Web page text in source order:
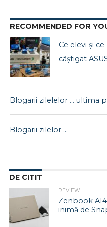
RECOMMENDED FOR
Ce elevi și
câștigat
Blogarii zilelelor … ultima
Blogarii zilelor …
DE CITIT
REVIEW
Zenbook
inimă de